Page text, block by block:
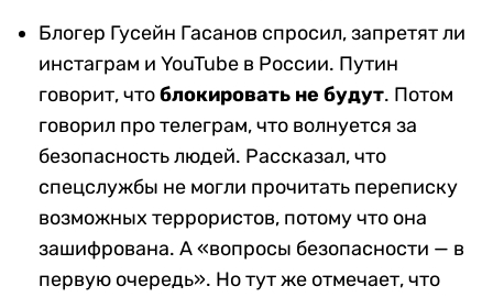
Блогер Гусейн Гасанов спросил, запретят ли
инстаграм и YouTube в России. Путин
говорит, чтоблокировать не будут. Потом
говорил про телеграм, что волнуется за
безопасность людей. Рассказал, что
спецслужбы не могли прочитать переписку
возможных террористов, потому что она
зашифрована. А «вопросы безопасности — в
первую очередь». Но тут же отмечает, что